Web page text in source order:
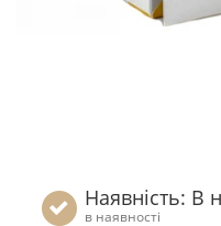
Наявність: В
в наявності